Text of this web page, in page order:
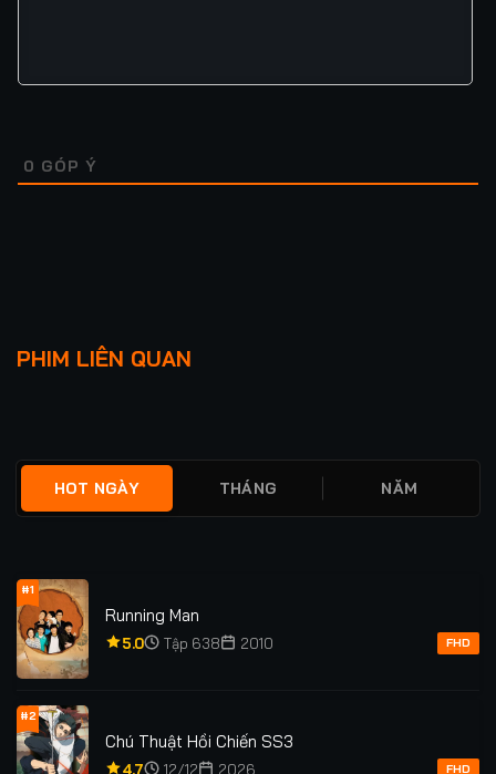
0 GÓP Ý
PHIM LIÊN QUAN
ANH HÙNG TIỀN MẶT
HOT NGÀY THÁNG NĂM
#1
Running Man
5.0 Tập 638 2010 FHD
#2
Chú Thuật Hồi Chiến SS3
4.7 12/12 2026 FHD